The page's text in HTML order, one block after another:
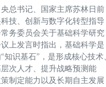
总书记、国家主席苏林日前
技、创新与数字化转型指导
务委员会关于基础科学研究
上发言时指出，基础科学是
知识基石”，是形成核心技术
次人才、提升战略预测能
制定能力以及长期自主发展